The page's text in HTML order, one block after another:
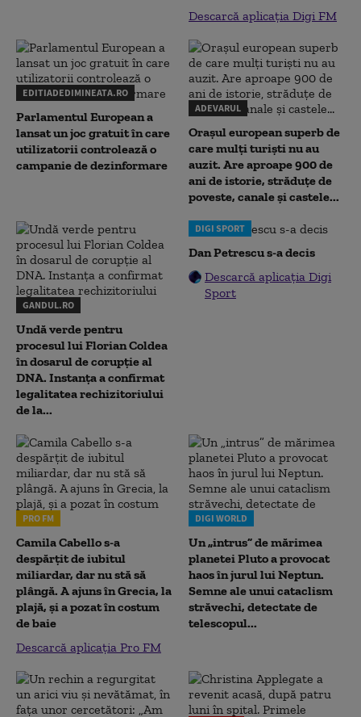
Descarcă aplicația Digi FM
EDITIADEDIMINEATA.RO
Parlamentul European a
lansat un joc gratuit în care
utilizatorii controlează o
campanie de dezinformare
ADEVARUL
Orașul european superb de
care mulți turiști nu au
auzit. Are aproape 900 de
ani de istorie, străduțe de
poveste, canale și castele...
GANDUL.RO
Undă verde pentru
procesul lui Florian Coldea
în dosarul de corupție al
DNA. Instanța a confirmat
legalitatea rechizitoriului
de la...
DIGI SPORT
Dan Petrescu s-a decis
Descarcă aplicația Digi
Sport
PRO FM
Camila Cabello s-a
despărțit de iubitul
miliardar, dar nu stă să
plângă. A ajuns în Grecia, la
plajă, și a pozat în costum
de baie
Descarcă aplicația Pro FM
DIGI WORLD
Un „intrus” de mărimea
planetei Pluto a provocat
haos în jurul lui Neptun.
Semne ale unui cataclism
străvechi, detectate de
telescopul...